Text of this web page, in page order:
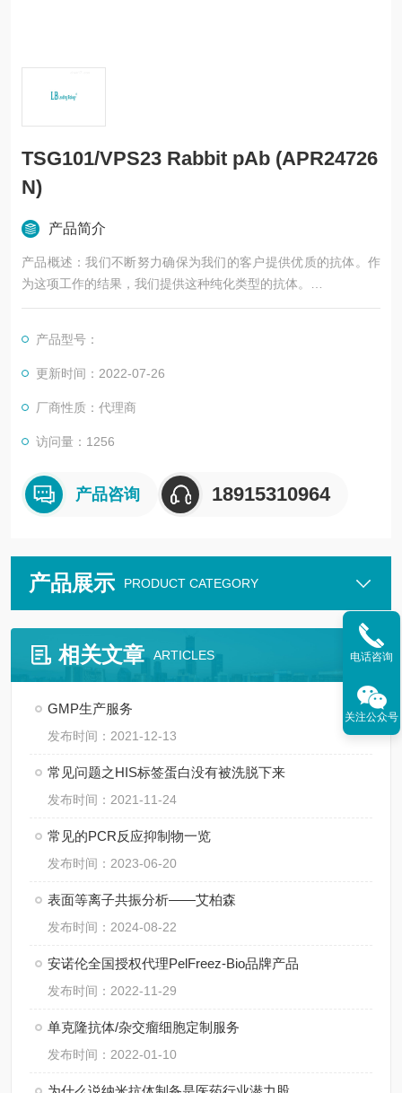
TSG101/VPS23 Rabbit pAb (APR24726
N)
产品简介
产品概述：我们不断努力确保为我们的客户提供优质的抗体。作
为这项工作的结果，我们提供这种纯化类型的抗体。
我们正在更新我们的数据表。如果您对此次更新有任何疑问，请
该产品是高质量的TSG101/VPS23兔pAb（APR24726N）。
产品型号：
更新时间：2022-07-26
厂商性质：代理商
访问量：1256
产品咨询 18915310964
产品展示 PRODUCT CATEGORY
相关文章 ARTICLES
GMP生产服务
发布时间：2021-12-13
常见问题之HIS标签蛋白没有被洗脱下来
发布时间：2021-11-24
常见的PCR反应抑制物一览
发布时间：2023-06-20
表面等离子共振分析——艾柏森
发布时间：2024-08-22
安诺伦全国授权代理PelFreez-Bio品牌产品
发布时间：2022-11-29
单克隆抗体/杂交瘤细胞定制服务
发布时间：2022-01-10
电话咨询
关注公众号